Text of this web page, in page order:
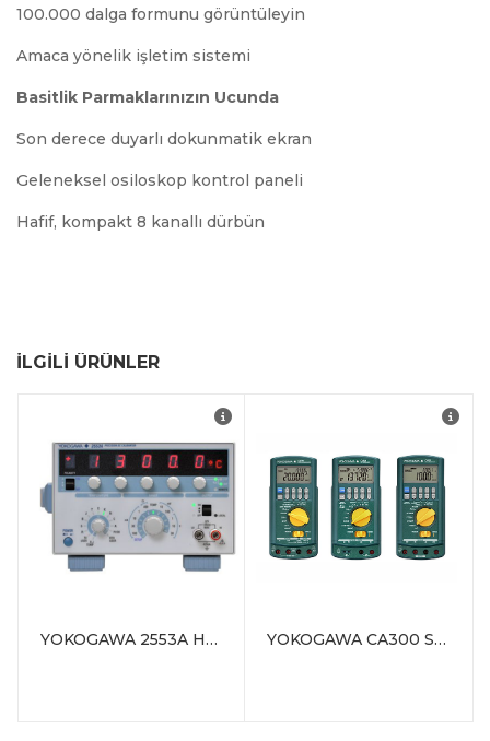
100.000 dalga formunu görüntüleyin
Amaca yönelik işletim sistemi
Basitlik Parmaklarınızın Ucunda
Son derece duyarlı dokunmatik ekran
Geleneksel osiloskop kontrol paneli
Hafif, kompakt 8 kanallı dürbün
İLGILI ÜRÜNLER
YOKOGAWA 2553A Hassas DC Kalibratörü YOKOGAWA CA300 Serisi İşlem Kalibratörü